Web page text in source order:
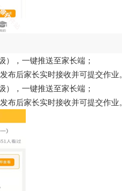
），一键推送至家长端；
布后家长实时接收并可提交作业。
），一键推送至家长端；
布后家长实时接收并可提交作业。